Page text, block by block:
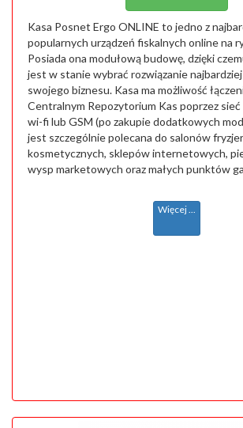
Kasa Posnet Ergo ONLINE to jedno z
popularnych urządzeń fiskalnych online na
Posiada ona modułową budowę, dzięki
jest w stanie wybrać rozwiązanie
swojego biznesu. Kasa ma możliwość
Centralnym Repozytorium Kas poprzez
wi-fi lub GSM (po zakupie dodatkowych
jest szczególnie polecana do salonów
kosmetycznych, sklepów internetowych,
wysp marketowych oraz małych punktów
Więcej ...